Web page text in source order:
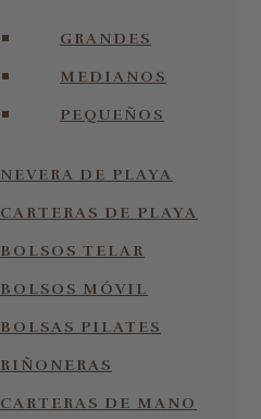
GRANDES
MEDIANOS
PEQUEÑOS
NEVERA DE PLAYA
CARTERAS DE PLAYA
BOLSOS TELAR
BOLSOS MÓVIL
BOLSAS PILATES
RIÑONERAS
CARTERAS DE MANO